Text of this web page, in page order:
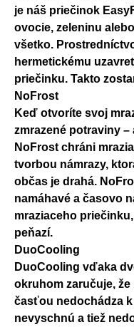
je náš priečinok
ovocie, zeleninu
všetko.
hermetickému
priečinku. Takto
NoFrost
Keď otvoríte svoj
zmrazené potraviny
NoFrost chráni
tvorbou námrazy,
občas je drahá.
namáhavé a časovo
mraziaceho
peňazí.
DuoCooling
DuoCooling vďaka
okruhom zaručuje,
časťou nedochádza
nevyschnú a tiež